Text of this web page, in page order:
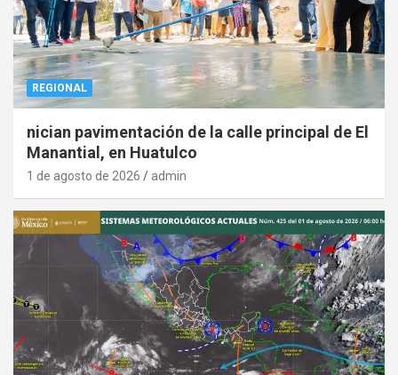
REGIONAL
nician pavimentación de la calle principal de El
Manantial, en Huatulco
1 de agosto de 2026 admin